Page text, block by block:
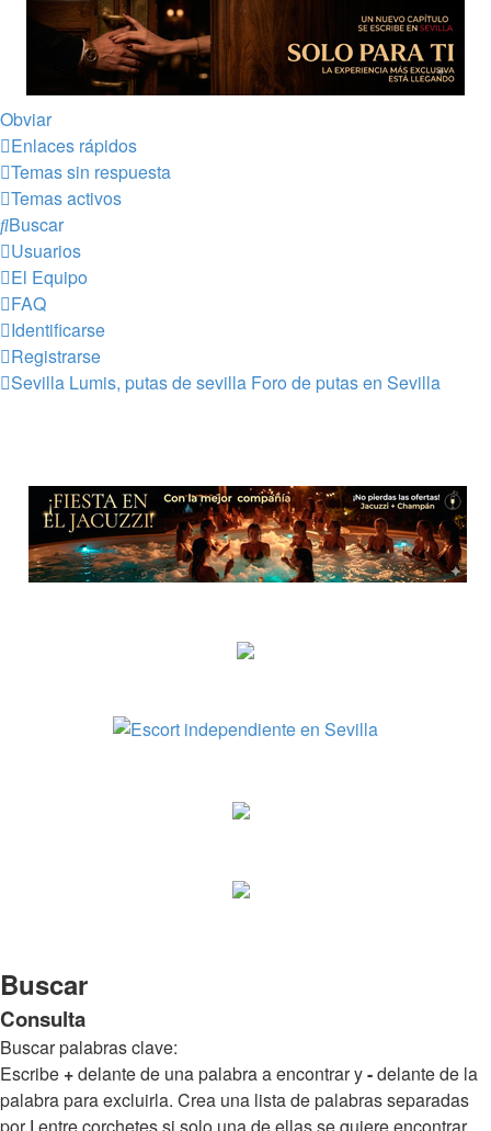
Obviar
Enlaces rápidos
Temas sin respuesta
Temas activos
Buscar
Usuarios
El Equipo
FAQ
Identificarse
Registrarse
Sevilla Lumis, putas de sevilla Foro de putas en Sevilla
Buscar
Consulta
Buscar palabras clave:
Escribe +delante de una palabra a encontrar y-delante de la
palabra para excluirla. Crea una lista de palabras separadas